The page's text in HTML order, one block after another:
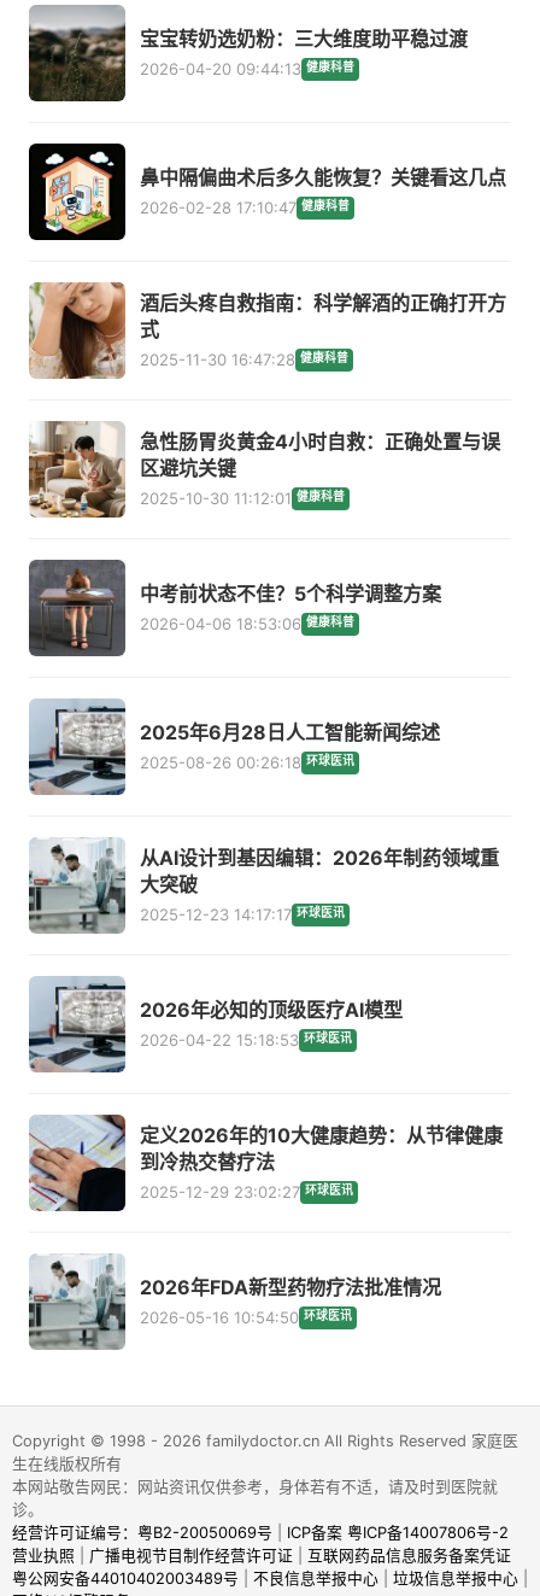
宝宝转奶选奶粉：三大维度助平稳过渡
2026-04-20 09:44:13 健康科普
鼻中隔偏曲术后多久能恢复？关键看这几点
2026-02-28 17:10:47 健康科普
酒后头疼自救指南：科学解酒的正确打开方
式
2025-11-30 16:47:28 健康科普
急性肠胃炎黄金4小时自救：正确处置与误
区避坑关键
2025-10-30 11:12:01 健康科普
中考前状态不佳？5个科学调整方案
2026-04-06 18:53:06 健康科普
2025年6月28日人工智能新闻综述
2025-08-26 00:26:18 环球医讯
从AI设计到基因编辑：2026年制药领域重
大突破
2025-12-23 14:17:17 环球医讯
2026年必知的顶级医疗AI模型
2026-04-22 15:18:53 环球医讯
定义2026年的10大健康趋势：从节律健康
到冷热交替疗法
2025-12-29 23:02:27 环球医讯
2026年FDA新型药物疗法批准情况
2026-05-16 10:54:50 环球医讯
Copyright © 1998 - 2026 familydoctor.cn All Rights Reserved 家庭医
生在线版权所有
本网站敬告网民：网站资讯仅供参考，身体若有不适，请及时到医院就
诊。
经营许可证编号：粤B2-20050069号
ICP备案 粤ICP备14007806号-2
营业执照
广播电视节目制作经营许可证
互联网药品信息服务备案凭证
粤公网安备44010402003489号
不良信息举报中心| 垃圾信息举报中心|